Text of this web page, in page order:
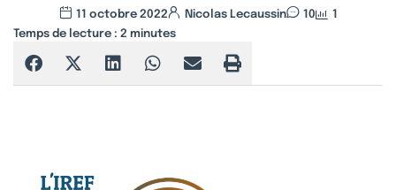
11 octobre 2022 Nicolas Lecaussin 10
1
Temps de lecture : 2 minutes